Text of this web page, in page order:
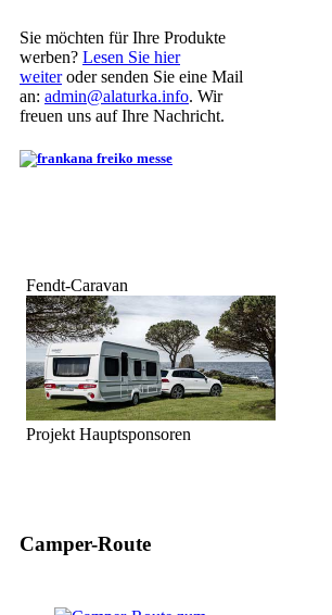
Sie möchten für Ihre Produkte
werben? Lesen Sie hier
weiteroder senden Sie eine Mail
an: admin@alaturka.info. Wir
freuen uns auf Ihre Nachricht.
Fendt-Caravan
Projekt Hauptsponsoren
Camper-Route